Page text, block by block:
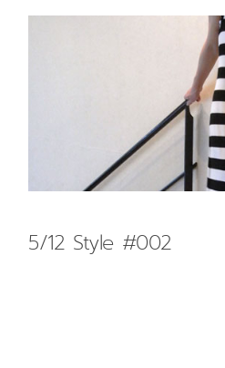
5/12 Style #002